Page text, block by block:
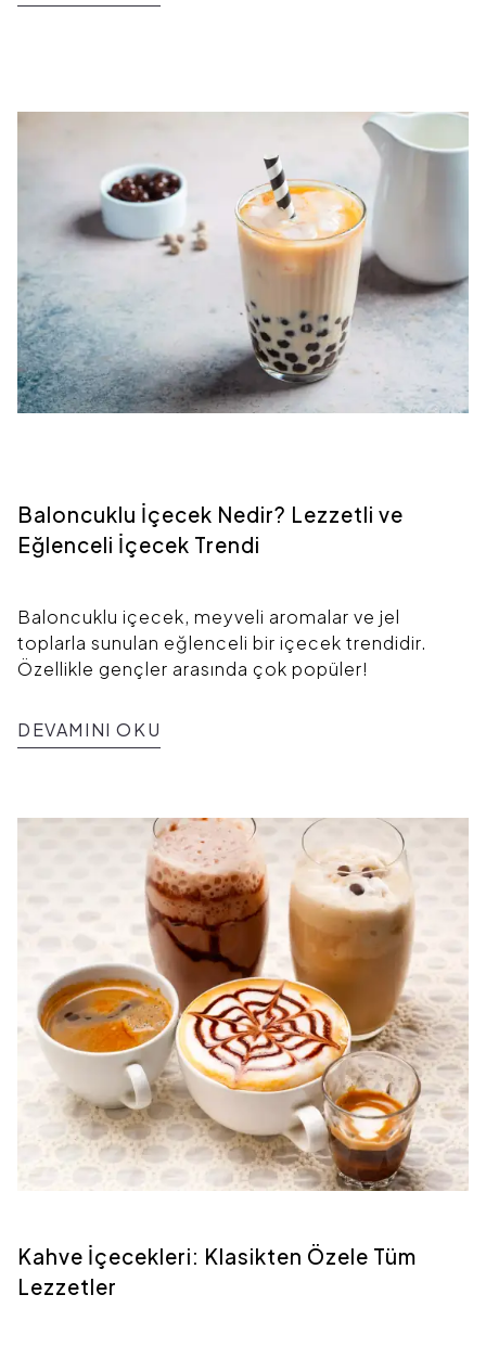
Baloncuklu İçecek Nedir? Lezzetli ve
Eğlenceli İçecek Trendi
Baloncuklu içecek, meyveli aromalar ve jel
toplarla sunulan eğlenceli bir içecek trendidir.
Özellikle gençler arasında çok popüler!
DEVAMINI OKU
Kahve İçecekleri: Klasikten Özele Tüm
Lezzetler